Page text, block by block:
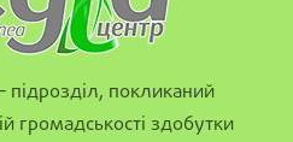
покликаний
громадськості здобутки